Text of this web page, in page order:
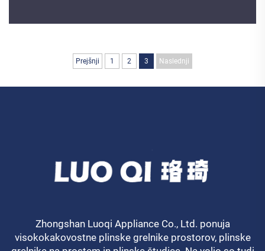
Prejšnji 1 2 3 Naslednji
Zhongshan Luoqi Appliance Co., Ltd. ponuja
visokokakovostne plinske grelnike prostorov, plinske